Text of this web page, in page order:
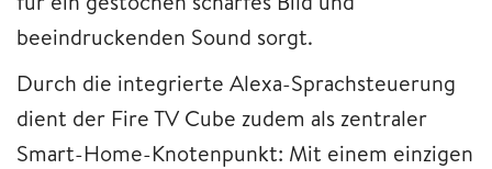
beeindruckenden Sound sorgt.
Durch die integrierte Alexa-Sprachsteuerung
dient der Fire TV Cube zudem als zentraler
Smart-Home-Knotenpunkt: Mit einem einzigen